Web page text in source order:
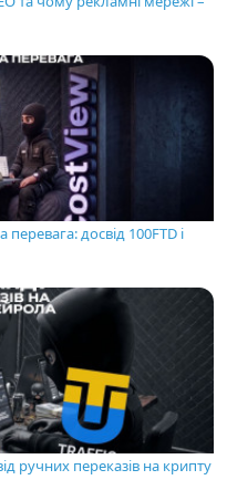
досвід 100FTD і
ручних переказів на крипту